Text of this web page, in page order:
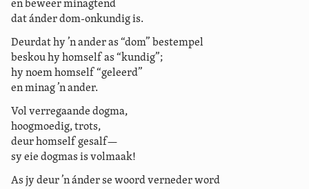
en beweer minagtend
dat ánder dom-onkundig is.
Deurdat hy ’n ander as “dom” bestempel
beskou hy homself as “kundig”;
hy noem homself “geleerd”
en minag ’n ander.
Vol verregaande dogma,
hoogmoedig, trots,
deur homself gesalf—
sy eie dogmas is volmaak!
As jy deur ’n ánder se woord verneder word